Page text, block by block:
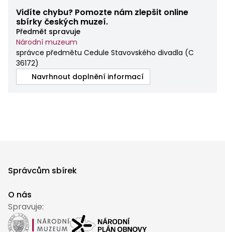
Vidíte chybu? Pomozte nám zlepšit online
sbírky českých muzeí.
Předmět spravuje
Národní muzeum
správce předmětu Cedule Stavovského divadla (C
36172)
Navrhnout doplnění informací
Správcům sbírek
O nás
Spravuje: